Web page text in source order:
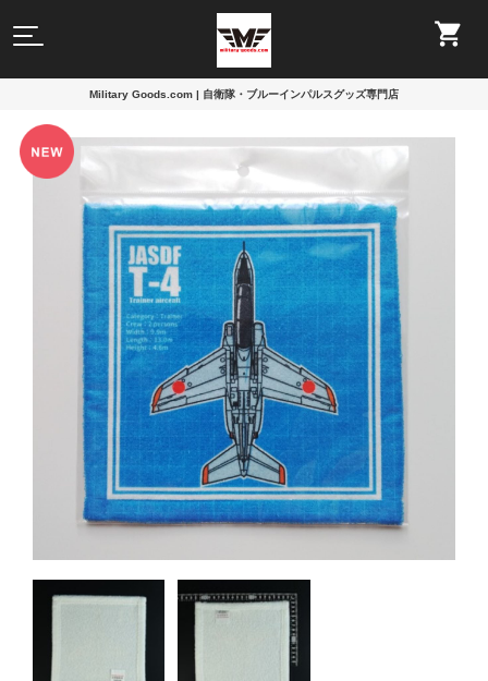
Military Goods.com | 自衛隊・ブルーインパルスグッズ専門店